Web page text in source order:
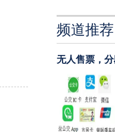
频道推荐
无人售票，